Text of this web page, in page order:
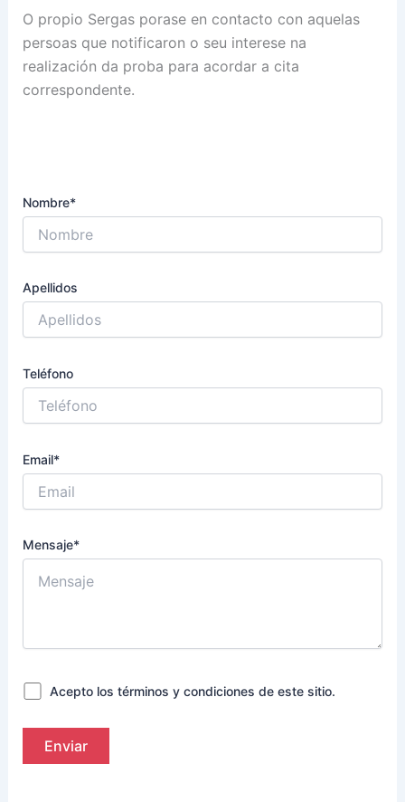
O propio Sergas porase en contacto con aquelas
persoas que notificaron o seu interese na
realización da proba para acordar a cita
correspondente.
Nombre*
Apellidos
Teléfono
Email*
Mensaje*
Acepto los términos y condiciones de este sitio.